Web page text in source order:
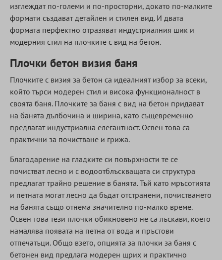
изглеждат по-големи и по-просторни, докато по-малките
формати създават детайлен и стилен вид. И двата
формата перфектно отразяват индустриалния шик и
модерния стил на плочките с вид на бетон.
Плочки бетон визия баня
Плочките с визия за бетон са идеалният избор за всеки,
който търси модерен стил и висока функционалност в
своята баня. Плочките за баня с вид на бетон придават
на банята дълбочина и ширина, като същевременно
предлагат индустриална елегантност. Освен това са
практични за почистване и грижа.
Благодарение на гладките си повърхности те се
почистват лесно и с водоотблъскващата си структура
предлагат трайно решение в банята. Тъй като мръсотията
и петната могат лесно да бъдат отстранени, почистването
на банята също отнема значително по-малко време.
Освен това тези плочки обикновено не са лъскави, което
намалява появата на петна от вода и пръстови
отпечатъци. Общо взето, опцията за плочки за баня с
бетонен вид предлага модерен щрих и практично